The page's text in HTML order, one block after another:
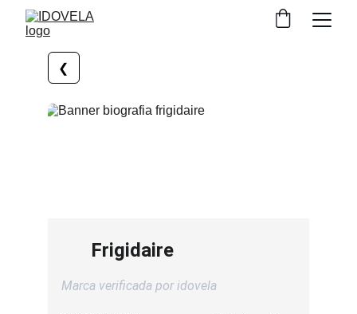
Frigidaire
Marca verificada por idovela
❮